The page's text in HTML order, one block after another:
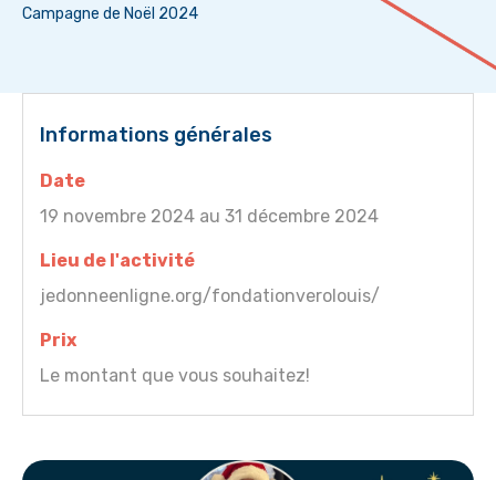
Campagne de Noël 2024
Informations générales
Date
19 novembre 2024 au 31 décembre 2024
Lieu de l'activité
jedonneenligne.org/fondationverolouis/
Prix
Le montant que vous souhaitez!